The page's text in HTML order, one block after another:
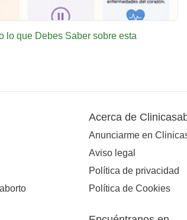
lo que Debes Saber sobre esta
Acerca de
Anunciarme en
Aviso legal
Política de privacidad
Política de Cookies